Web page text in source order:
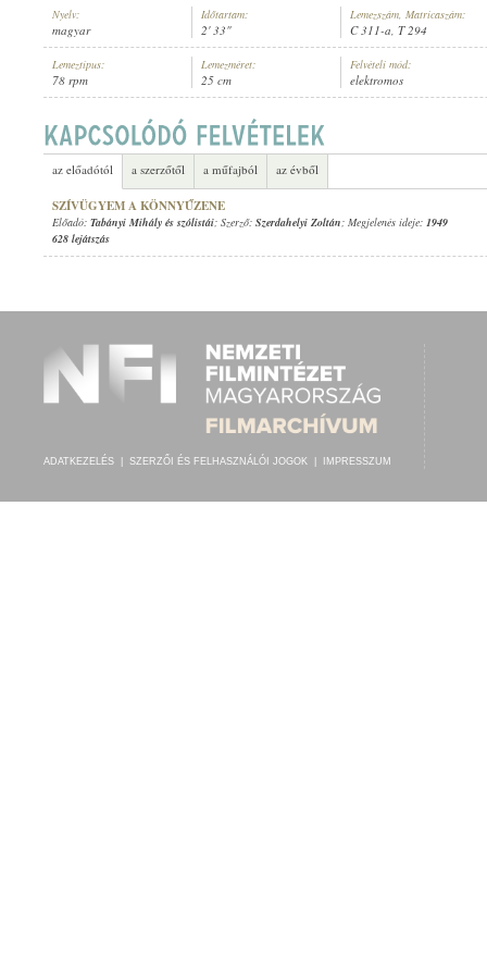
TABÁNYI MIHÁLY ÉS SZÓLISTÁI
Nyelv:
magyar
Időtartam:
2' 33"
Lemezszám, Matricaszám:
C 311-a, T 294
Lemeztípus:
78 rpm
Lemezméret:
25 cm
Felvételi mód:
elektromos
az előadótól a szerzőtől a műfajból az évből
SZÍVÜGYEM A KÖNNYŰZENE
Előadó: Tabányi Mihály és szólistái; Szerző: Szerdahelyi Zoltán; Megjelenés ideje: 1949
628 lejátszás
ADATKEZELÉS SZERZŐI ÉS FELHASZNÁLÓI JOGOK IMPRESSZUM